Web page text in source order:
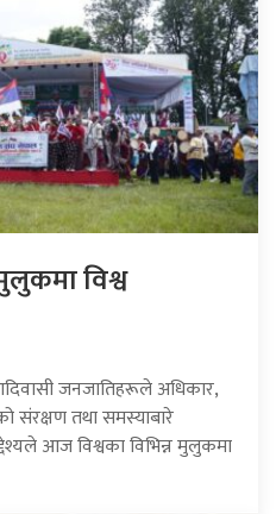
विश्व
जनजातिहरूले अधिकार,
संरक्षण तथा समस्याबारे
आज विश्वका विभिन्न मुलुकमा